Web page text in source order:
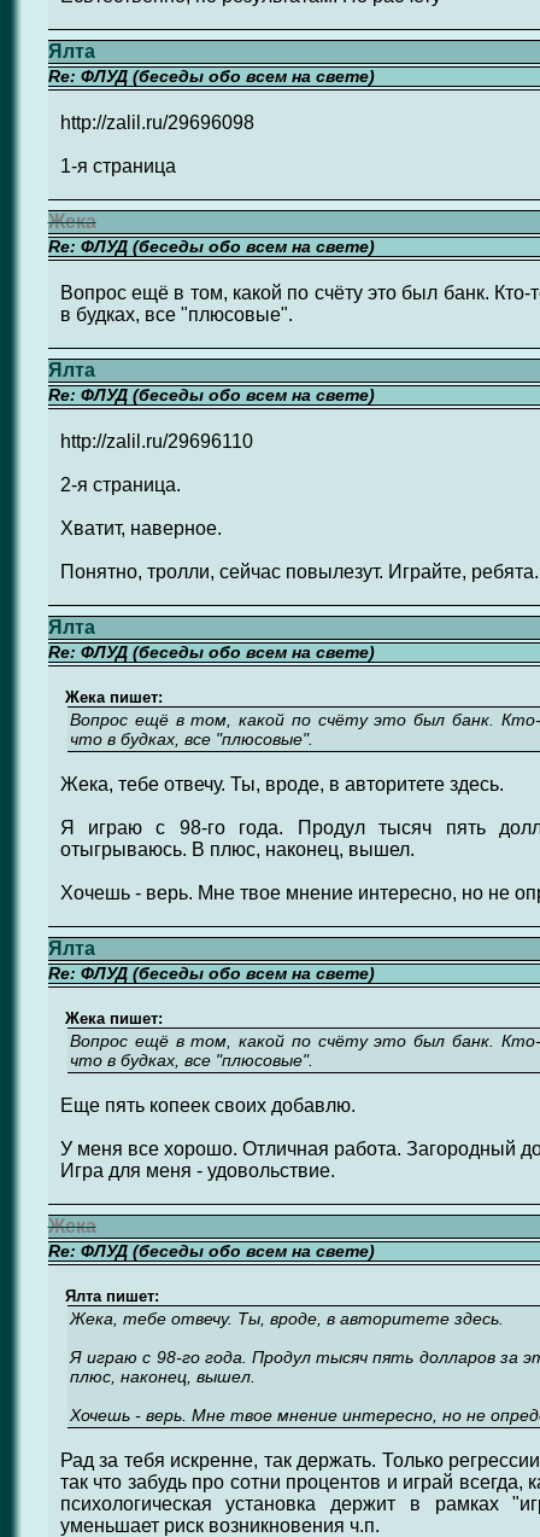
Ялта
Re: ФЛУД (беседы обо всем на свете)
http://zalil.ru/29696098
1-я страница
Жека
Re: ФЛУД (беседы обо всем на свете)
Вопрос ещё в том, какой по счёту это был банк. Кто-
в будках, все "плюсовые".
Ялта
Re: ФЛУД (беседы обо всем на свете)
http://zalil.ru/29696110
2-я страница.
Хватит, наверное.
Понятно, тролли, сейчас повылезут. Играйте,
Ялта
Re: ФЛУД (беседы обо всем на свете)
Жека пишет:
Вопрос ещё в том, какой по счёту это был банк.
что в будках, все "плюсовые".
Жека, тебе отвечу. Ты, вроде, в авторитете здесь.
Я играю с 98-го года. Продул тысяч пять
отыгрываюсь. В плюс, наконец, вышел.
Хочешь - верь. Мне твое мнение интересно, но не
Ялта
Re: ФЛУД (беседы обо всем на свете)
Жека пишет:
Вопрос ещё в том, какой по счёту это был банк.
что в будках, все "плюсовые".
Еще пять копеек своих добавлю.
У меня все хорошо. Отличная работа. Загородный
Игра для меня - удовольствие.
Жека
Re: ФЛУД (беседы обо всем на свете)
Ялта пишет:
Жека, тебе отвечу. Ты, вроде, в авторитете здесь.
Я играю с 98-го года. Продул тысяч пять долларов за
плюс, наконец, вышел.
Хочешь - верь. Мне твое мнение интересно, но не
Рад за тебя искренне, так держать. Только
так что забудь про сотни процентов и играй
психологическая установка держит в рамках
уменьшает риск возникновения ч.п.